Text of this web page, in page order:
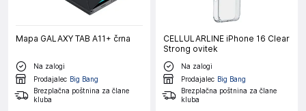
Mapa GALAXY TAB A11+ črna
Na zalogi
Prodajalec Big Bang
Brezplačna poštnina za člane
kluba
CELLULARLINE iPhone 16 Clear
Strong ovitek
Na zalogi
Prodajalec Big Bang
Brezplačna poštnina za člane
kluba